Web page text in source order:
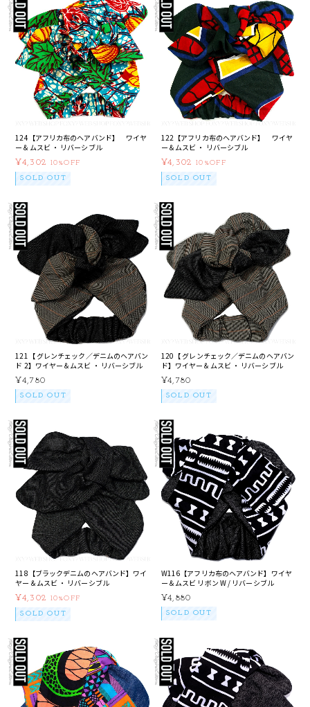
124【アフリカ布のヘアバンド】 ワイヤ
ー＆ムスビ ・ リバーシブル
¥4,302
10%OFF
SOLD OUT
122【アフリカ布のヘアバンド】 ワイヤ
ー＆ムスビ ・ リバーシブル
¥4,302
10%OFF
SOLD OUT
121【 グレンチェック／デニムのヘアバン
ド 2】ワイヤー＆ムスビ ・ リバーシブル
¥4,780
SOLD OUT
120【 グレンチェック／デニムのヘアバン
ド】ワイヤー＆ムスビ ・ リバーシブル
¥4,780
SOLD OUT
118【ブラックデニムのヘアバンド】ワイ
ヤー＆ムスビ ・ リバーシブル
¥4,302
10%OFF
SOLD OUT
W116【アフリカ布のヘアバンド】ワイヤ
ー＆ムスビ リボン W / リバーシブル
¥4,880
SOLD OUT